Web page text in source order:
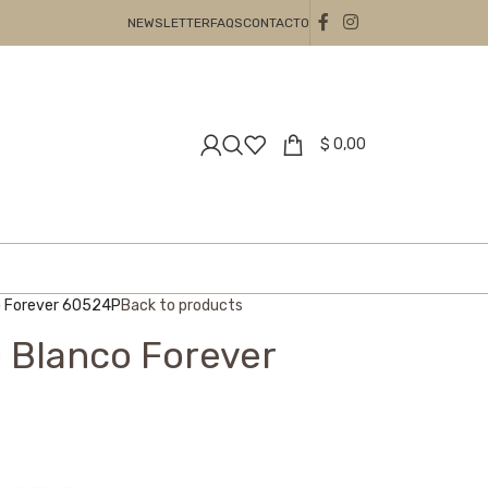
NEWSLETTERFAQSCONTACTO
$ 0,00
Forever 60524PBack to products
Forever